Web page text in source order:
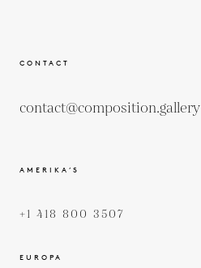
CONTACT
contact@composition.gallery
AMERIKA’S
+1 418 800 3507
EUROPA